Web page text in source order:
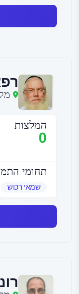
המלצות
0
תחומי
שמאי רכוש